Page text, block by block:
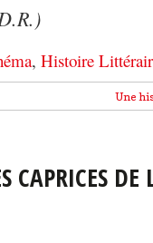
, Histoire
Une
CAPRICES DE